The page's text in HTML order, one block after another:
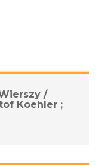
/
Koehler ;